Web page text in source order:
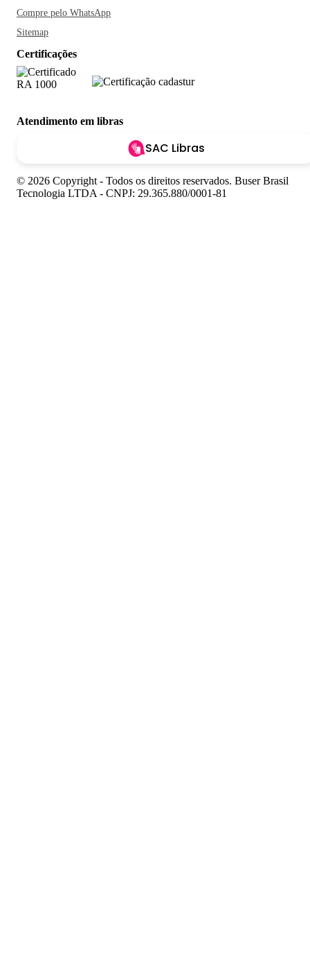
Compre pelo WhatsApp
Sitemap
Certificações
Atendimento em libras
SAC Libras
© 2026 Copyright - Todos os direitos reservados. Buser Brasil
Tecnologia LTDA - CNPJ: 29.365.880/0001-81